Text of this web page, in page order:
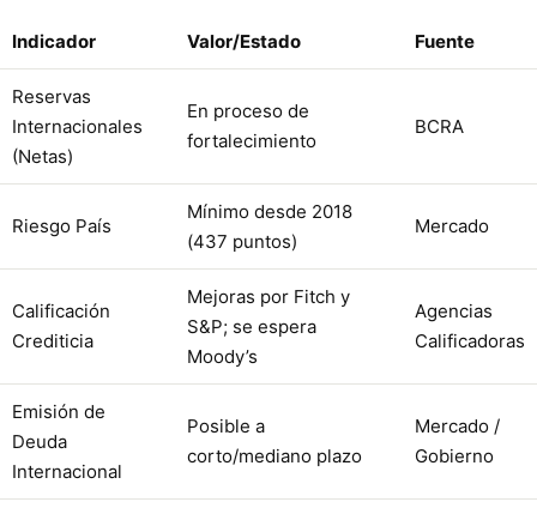
Indicador Valor/Estado Fuente
Reservas
Internacionales
(Netas)
En proceso de
fortalecimiento
BCRA
Riesgo País
Mínimo desde 2018
(437 puntos)
Mercado
Calificación
Crediticia
Mejoras por Fitch y
S&P; se espera
Moody’s
Agencias
Calificadoras
Emisión de
Deuda
Internacional
Posible a
corto/mediano plazo
Mercado /
Gobierno